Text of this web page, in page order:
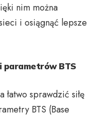
nim można
i osiągnąć lepsze
parametrów BTS
sprawdzić siłę
BTS (Base